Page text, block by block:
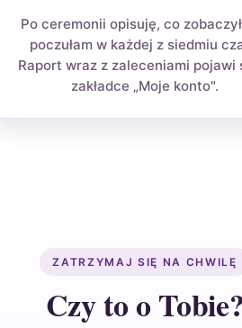
Po ceremonii opisuję, co
poczułam w każdej z siedmiu
Raport wraz z zaleceniami pojawi
zakładce „Moje konto".
ZATRZYMAJ SIĘ NA CHWILĘ
Czy to o Tobie?